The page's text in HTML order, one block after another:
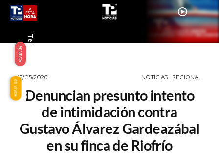
play_circle
12/05/2026 NOTICIAS | REGIONAL
Denuncian presunto intento
de intimidación contra
Gustavo Álvarez Gardeazábal
en su finca de Riofrío
Telepacífico
en vivo
Origen
en vivo